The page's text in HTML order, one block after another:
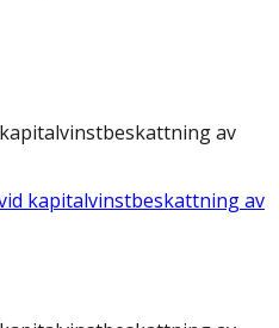
av
kapitalvinstbeskattning av